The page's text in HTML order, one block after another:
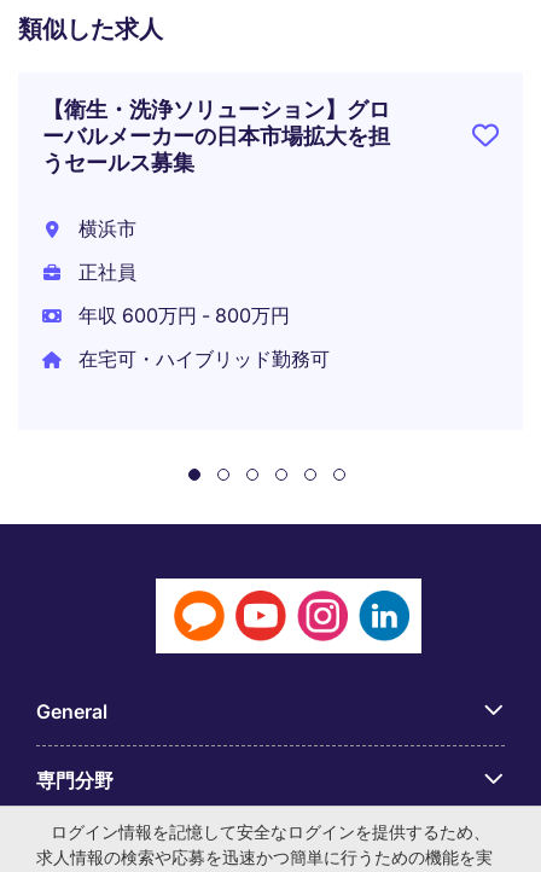
類似した求人
【衛生・洗浄ソリューション】グロ
ーバルメーカーの日本市場拡大を担
うセールス募集
横浜市
正社員
年収 600万円 - 800万円
在宅可・ハイブリッド勤務可
General
専門分野
アプリ
ログイン情報を記憶して安全なログインを提供するため、
求人情報の検索や応募を迅速かつ簡単に行うための機能を実